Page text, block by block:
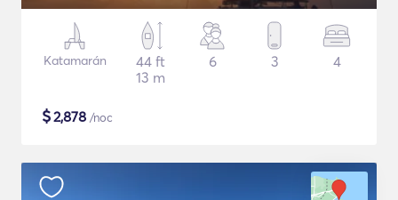
Katamarán
44 ft
13 m
6 3 4
$2,878 /noc